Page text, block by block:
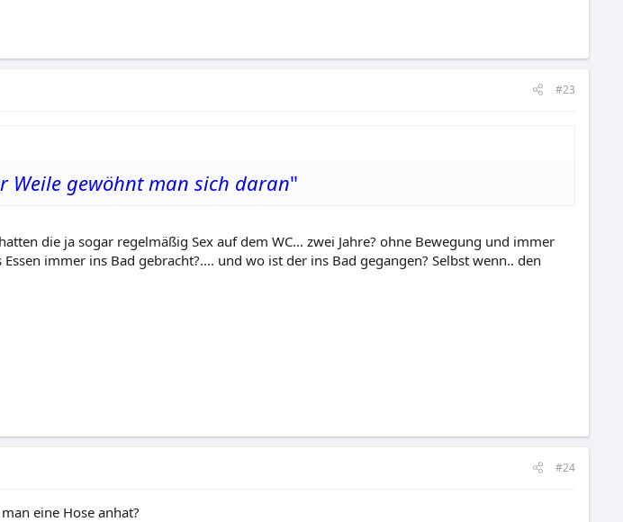
#23
Weile gewöhnt man sich daran"
die ja sogar regelmäßig Sex auf dem WC... zwei Jahre? ohne Bewegung und immer
immer ins Bad gebracht?.... und wo ist der ins Bad gegangen? Selbst wenn.. den
#24
eine Hose anhat?